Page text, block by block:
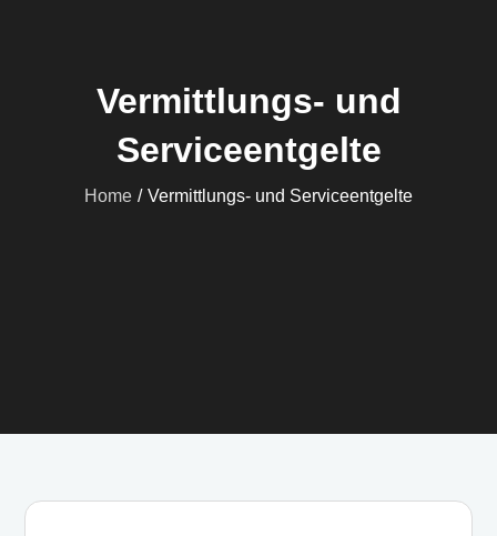
Vermittlungs- und
Serviceentgelte
Home Vermittlungs- und Serviceentgelte